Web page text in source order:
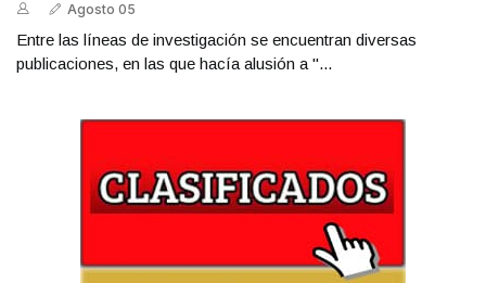
Agosto 05
Entre las líneas de investigación se encuentran diversas
publicaciones, en las que hacía alusión a "...